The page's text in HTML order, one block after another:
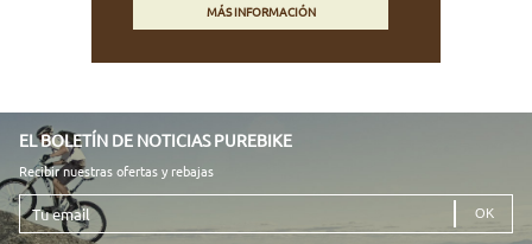
MÁS INFORMACIÓN
EL BOLETÍN DE NOTICIAS PUREBIKE
Recibir nuestras ofertas y rebajas
Tu
email